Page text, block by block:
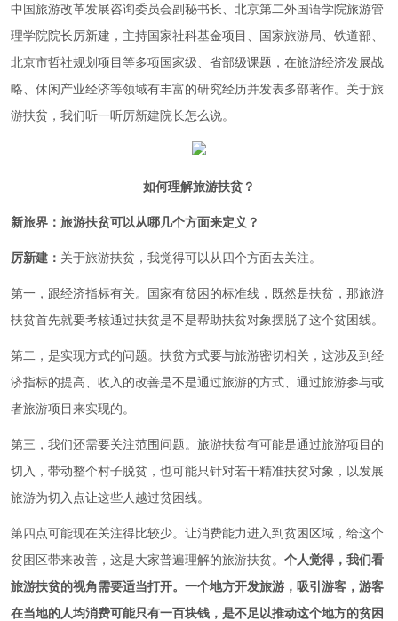
中国旅游改革发展咨询委员会副秘书长、北京第二外国语学院旅游管
理学院院长厉新建，主持国家社科基金项目、国家旅游局、铁道部、
北京市哲社规划项目等多项国家级、省部级课题，在旅游经济发展战
略、休闲产业经济等领域有丰富的研究经历并发表多部著作。关于旅
游扶贫，我们听一听厉新建院长怎么说。
如何理解旅游扶贫？
新旅界：旅游扶贫可以从哪几个方面来定义？
厉新建： 关于旅游扶贫，我觉得可以从四个方面去关注。
第一，跟经济指标有关。国家有贫困的标准线，既然是扶贫，那旅游
扶贫首先就要考核通过扶贫是不是帮助扶贫对象摆脱了这个贫困线。
第二，是实现方式的问题。扶贫方式要与旅游密切相关，这涉及到经
济指标的提高、收入的改善是不是通过旅游的方式、通过旅游参与或
者旅游项目来实现的。
第三，我们还需要关注范围问题。旅游扶贫有可能是通过旅游项目的
切入，带动整个村子脱贫，也可能只针对若干精准扶贫对象，以发展
旅游为切入点让这些人越过贫困线。
第四点可能现在关注得比较少。让消费能力进入到贫困区域，给这个
贫困区带来改善，这是大家普遍理解的旅游扶贫。 个人觉得，我们看
旅游扶贫的视角需要适当打开。 一个地方开发旅游，吸引游客，游客
在当地的人均消费可能只有一百块钱，是不足以推动这个地方的贫困